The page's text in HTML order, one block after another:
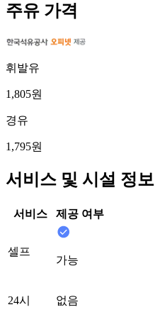
주유 가격
휘발유
1,805원
경유
1,795원
서비스 및 시설 정보
서비스 제공 여부
셀프
가능
24시 없음